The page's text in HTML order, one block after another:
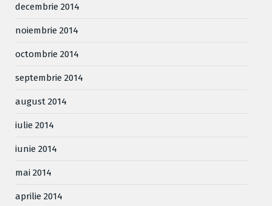
decembrie 2014
noiembrie 2014
octombrie 2014
septembrie 2014
august 2014
iulie 2014
iunie 2014
mai 2014
aprilie 2014